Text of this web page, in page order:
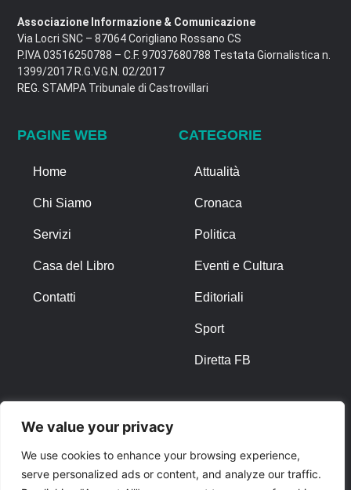
We value your privacy
We use cookies to enhance your browsing experience,
serve personalized ads or content, and analyze our traffic.
Associazione Informazione & Comunicazione
Via Locri SNC – 87064 Corigliano Rossano CS
P.IVA 03516250788 – C.F. 97037680788 Testata Giornalistica n.
1399/2017 R.G.V.G.N. 02/2017
REG. STAMPA Tribunale di Castrovillari
PAGINE WEB
Home
Chi Siamo
Servizi
Casa del Libro
Contatti
CATEGORIE
Attualità
Cronaca
Politica
Eventi e Cultura
Editoriali
Sport
Diretta FB
Privacy Policy